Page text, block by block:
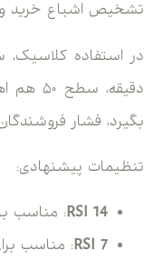
تشخیص اشباع خرید و
بگیرد، فشار
تنظیمات پیشنهادی:
RSI 14: مناسب
RSI 7: مناسب